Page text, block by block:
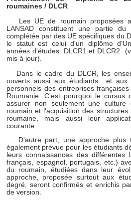
roumaines / DLCR
Les UE de roumain proposées
LANSAD constituent une partie
complétée par des UE spécifiques du
le statut est celui d'un diplôme
années d'études: DLCR1 et DLCR2
mis à jour).
Dans le cadre du DLCR, les
ouverts aussi aux étudiants et aux
personnels des entreprises
Roumanie. C'est pourquoi le cursus
assurer non seulement une culture
roumain et l'acquisition des
roumaine, mais aussi leur
courante.
D'autre part, une approche plus
également prévue pour les étudiants
leurs connaissances des différentes
français, espagnol, portugais, etc.)
du roumain, étudiées dans leur
approche, proposée surtout aux
degré, seront confirmés et enrichis
de version.